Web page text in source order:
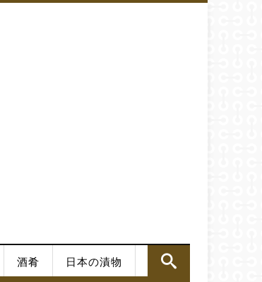
酒肴 日本の漬物